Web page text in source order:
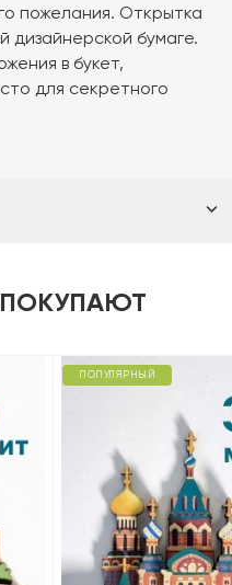
пожелания. Открытка
дизайнерской бумаге.
в букет,
для секретного
ПОПУЛЯРНЫЙ